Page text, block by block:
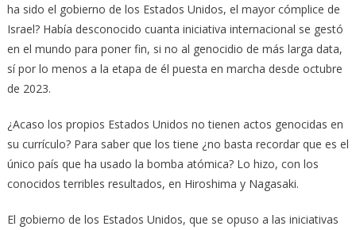
ha sido el gobierno de los Estados Unidos, el mayor cómplice de
Israel? Había desconocido cuanta iniciativa internacional se gestó
en el mundo para poner fin, si no al genocidio de más larga data,
sí por lo menos a la etapa de él puesta en marcha desde octubre
de 2023.
¿Acaso los propios Estados Unidos no tienen actos genocidas en
su currículo? Para saber que los tiene ¿no basta recordar que es el
único país que ha usado la bomba atómica? Lo hizo, con los
conocidos terribles resultados, en Hiroshima y Nagasaki.
El gobierno de los Estados Unidos, que se opuso a las iniciativas